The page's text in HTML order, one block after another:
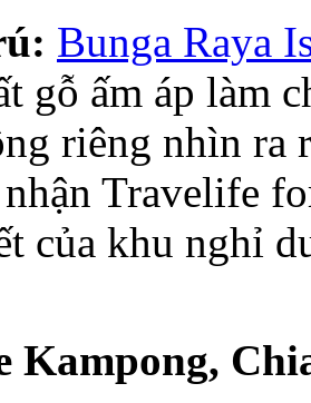
Bunga Raya
gỗ ấm áp làm
riêng nhìn ra
Travelife
của khu nghỉ
Kampong,